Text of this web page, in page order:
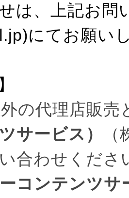
は、上記お問
にてお願い
の代理店販売
サービス）
合わせくださ
コンテンツ